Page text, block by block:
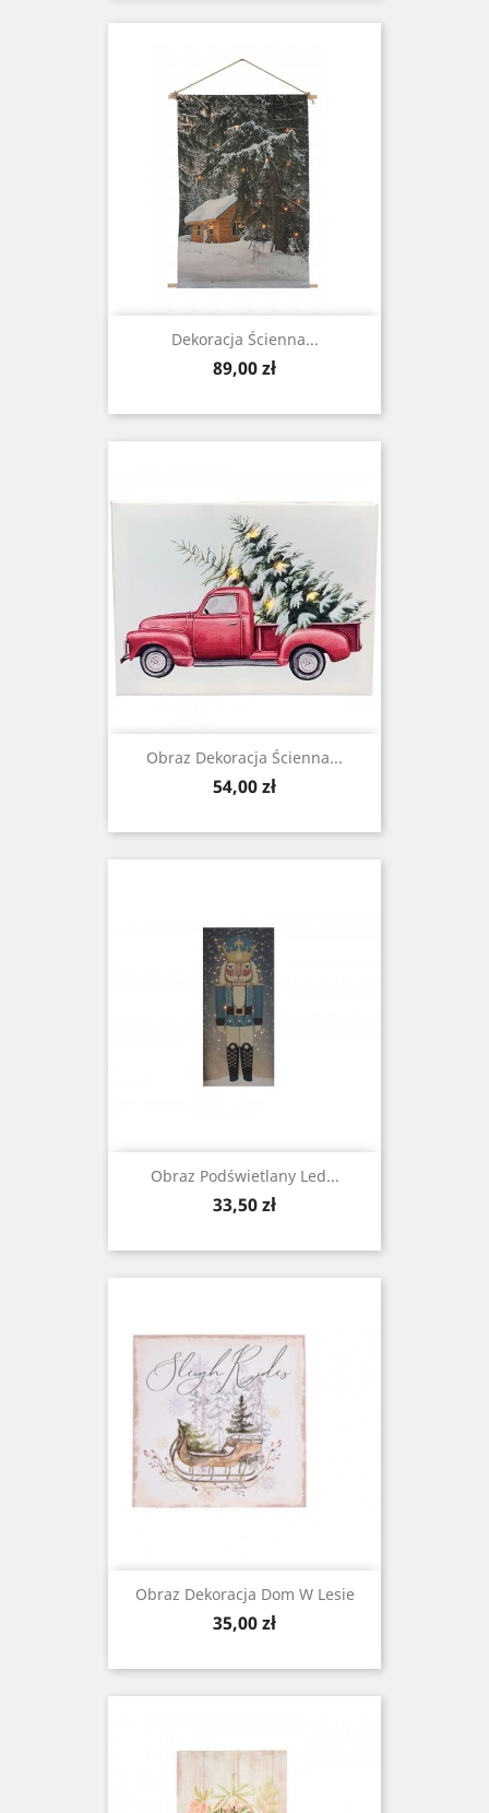
Dekoracja Ścienna...
Cena
89,00 zł
Obraz Dekoracja Ścienna...
Cena
54,00 zł
Obraz Podświetlany Led...
Cena
33,50 zł
Obraz Dekoracja Dom W Lesie
Cena
35,00 zł